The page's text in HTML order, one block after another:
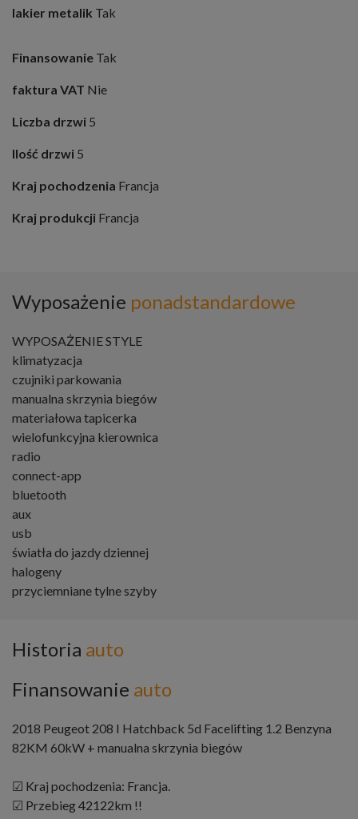
lakier metalik Tak
Finansowanie Tak
faktura VAT Nie
Liczba drzwi 5
Ilość drzwi 5
Kraj pochodzenia Francja
Kraj produkcji Francja
Wyposażenie ponadstandardowe
WYPOSAŻENIE STYLE
klimatyzacja
czujniki parkowania
manualna skrzynia biegów
materiałowa tapicerka
wielofunkcyjna kierownica
radio
connect-app
bluetooth
aux
usb
światła do jazdy dziennej
halogeny
przyciemniane tylne szyby
Historia auto
Finansowanie auto
2018 Peugeot 208 I Hatchback 5d Facelifting 1.2 Benzyna
82KM 60kW + manualna skrzynia biegów
☑ Kraj pochodzenia: Francja.
☑ Przebieg 42122km !!